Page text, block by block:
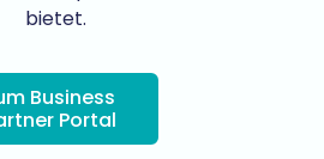
bietet.
Business
Portal